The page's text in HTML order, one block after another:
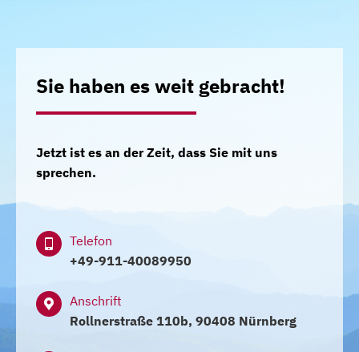
Sie haben es weit gebracht!
Jetzt ist es an der Zeit, dass Sie mit uns
sprechen.
Telefon
+49-911-40089950
Anschrift
Rollnerstraße 110b, 90408 Nürnberg